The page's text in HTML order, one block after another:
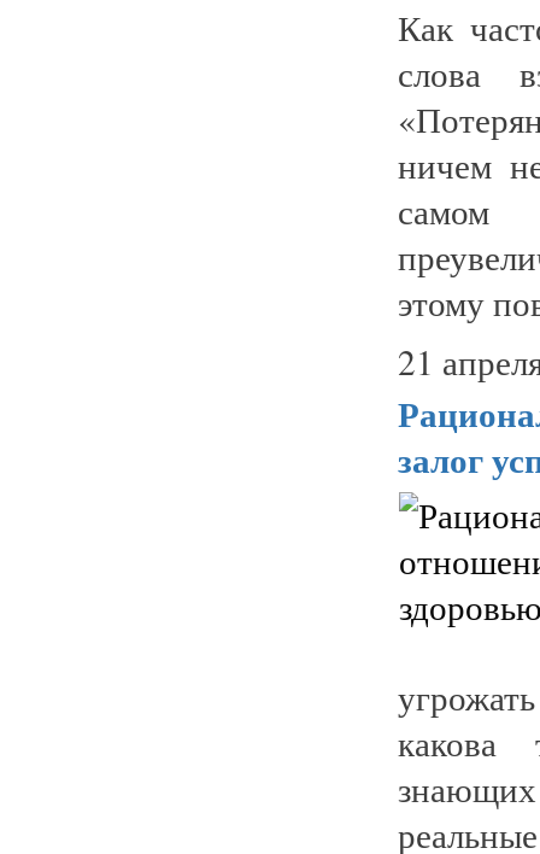
Как
слова
ничем
этому
21
залог
какова